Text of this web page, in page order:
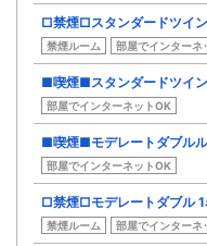
□禁煙□スタンダードツイ
禁煙ルーム 部屋でインターネ
■喫煙■スタンダードツイ
部屋でインターネットOK
■喫煙■モデレートダブル
部屋でインターネットOK
□禁煙□モデレートダブル 1
禁煙ルーム 部屋でインターネ